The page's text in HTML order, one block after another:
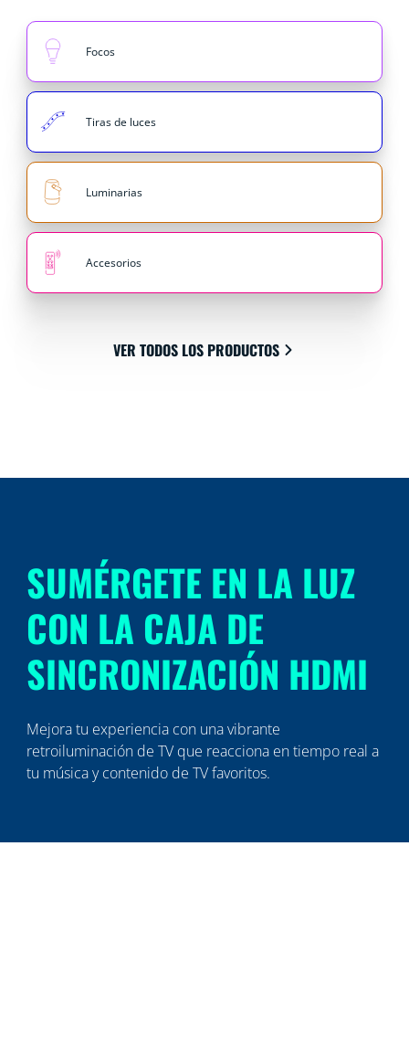
Focos
Tiras de luces
Luminarias
Accesorios
VER TODOS LOS PRODUCTOS
SUMÉRGETE EN LA LUZ
CON LA CAJA DE
SINCRONIZACIÓN HDMI
Mejora tu experiencia con una vibrante
retroiluminación de TV que reacciona en tiempo real a
tu música y contenido de TV favoritos.